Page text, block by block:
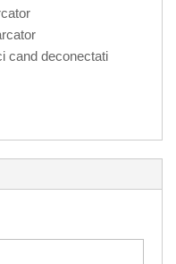
cand deconectati